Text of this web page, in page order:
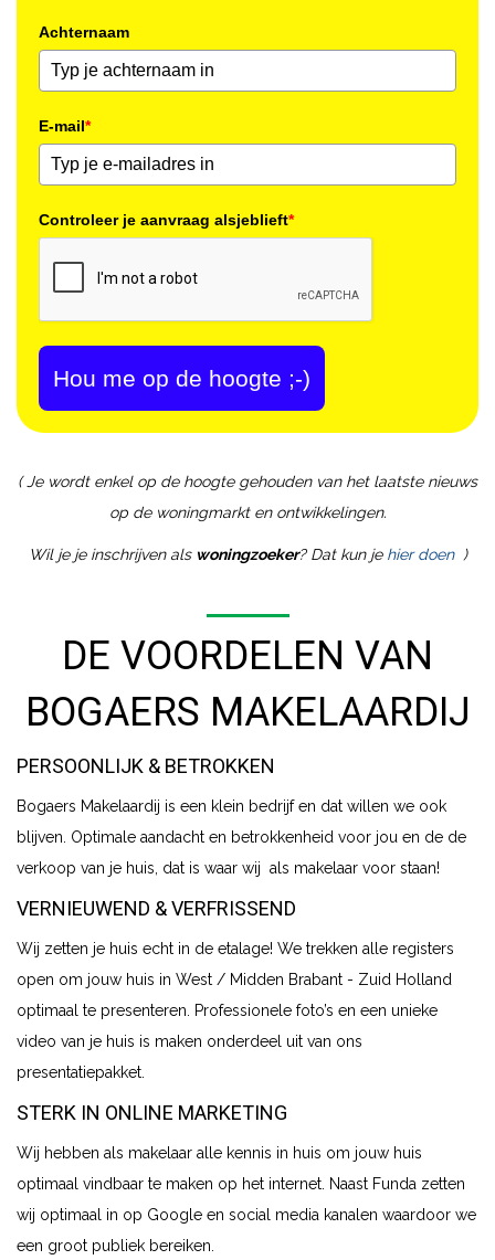
Achternaam
E-mail*
Controleer je aanvraag alsjeblieft*
Hou me op de hoogte ;-)
( Je wordt enkel op de hoogte gehouden van het laatste nieuws
op de woningmarkt en ontwikkelingen.
Wil je je inschrijven als woningzoeker? Dat kun je hier doen )
DE VOORDELEN VAN
BOGAERS MAKELAARDIJ
PERSOONLIJK & BETROKKEN
Bogaers Makelaardij is een klein bedrijf en dat willen we ook
blijven. Optimale aandacht en betrokkenheid voor jou en de de
verkoop van je huis, dat is waar wij als makelaar voor staan!
VERNIEUWEND & VERFRISSEND
Wij zetten je huis echt in de etalage! We trekken alle registers
open om jouw huis in West / Midden Brabant - Zuid Holland
optimaal te presenteren. Professionele foto’s en een unieke
video van je huis is maken onderdeel uit van ons
presentatiepakket.
STERK IN ONLINE MARKETING
Wij hebben als makelaar alle kennis in huis om jouw huis
optimaal vindbaar te maken op het internet. Naast Funda zetten
wij optimaal in op Google en social media kanalen waardoor we
een groot publiek bereiken.